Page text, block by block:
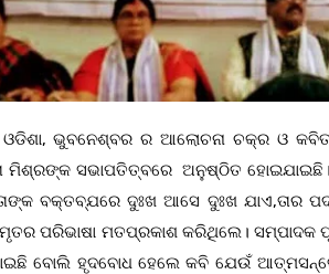
ଓଡିଶା, ଭୁବନେଶ୍ବର ର ଆଲୋଚନା ଚକ୍ର ଓ
ମିଶ୍ରଙ୍କ ସଭାପତିତ୍ବରେ ଅନୁଷ୍ଠିତ ହୋଇଯାଇଛି।
ବକ୍ତବ୍ଯରେ ଦୁଃଖ ଆସେ ଦୁଃଖ ଯାଏ,ତାର
ପରିଭାଷା ମତପ୍ରକାଶ କରିଥିଲେ। ସମ୍ପାଦକ
ବୋଲି ହୃଦବୋଧ ହେଲେ କବି ଯେଉଁ